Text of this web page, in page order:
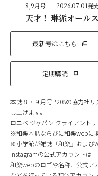
8,9月号 2026.07.01発
天才！ 琳派オール
最新号はこちら
定期購読
本誌８・９月号P.208の協力社
し上げます。
ロエベ ジャパン クライアント
※和樂本誌ならびに和樂webに
※小学館が雑誌『和樂』および
Instagramの公式アカウントは
和樂webのロゴや名称、公式ア